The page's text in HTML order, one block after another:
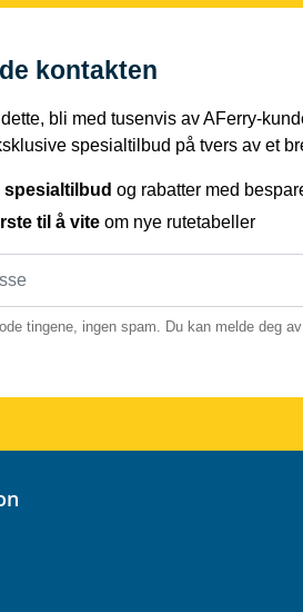
kontakten
dette, bli med tusenvis av AFerry-
spesialtilbud på tvers av et
spesialtilbud og rabatter med
til å vite om nye rutetabeller
tingene, ingen spam. Du kan melde deg